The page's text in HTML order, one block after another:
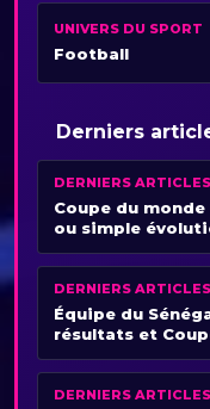
UNIVERS DU SPORT
Football
Derniers
DERNIERS
Coupe du
ou simple
DERNIERS
Équipe du
résultats et
DERNIERS